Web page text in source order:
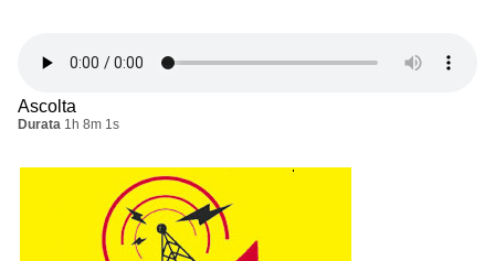
Ascolta
Durata 1h 8m 1s